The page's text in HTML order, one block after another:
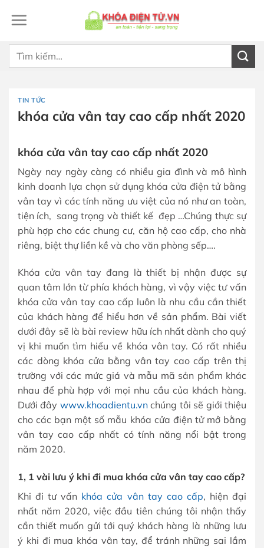
qua
dung
Tìm
TIN TỨC
khóa cửa vân tay cao cấp nhất 2020
khóa cửa vân tay cao cấp nhất 2020
Ngày nay ngày càng có nhiều gia đình và mô hình
kinh doanh lựa chọn sử dụng khóa cửa điện tử bằng
vân tay vì các tính năng ưu việt của nó như an toàn,
tiện ích, sang trọng và thiết kế đẹp …Chúng thực sự
phù hợp cho các chung cư, căn hộ cao cấp, cho nhà
riêng, biệt thự liền kề và cho văn phòng sếp….
Khóa cửa vân tay đang là thiết bị nhận được sự
quan tâm lớn từ phía khách hàng, vì vậy việc tư vấn
khóa cửa vân tay cao cấp luôn là nhu cầu cần thiết
của khách hàng để hiểu hơn về sản phẩm. Bài viết
dưới đây sẽ là bài review hữu ích nhất dành cho quý
vị khi muốn tìm hiểu về khóa vân tay. Có rất nhiều
các dòng khóa cửa bằng vân tay cao cấp trên thị
trường với các mức giá và mẫu mã sản phẩm khác
nhau để phù hợp với mọi nhu cầu của khách hàng.
Dưới đây www.khoadientu.vnchúng tôi sẽ giới thiệu
cho các bạn một số mẫu khóa cửa điện tử mở bằng
vân tay cao cấp nhất có tính năng nổi bật trong
năm 2020.
1, 1 vài lưu ý khi đi mua khóa cửa vân tay cao cấp?
Khi đi tư vấn khóa cửa vân tay cao cấp, hiện đại
nhất năm 2020, việc đầu tiên chúng tôi nhận thấy
cần thiết muốn gửi tới quý khách hàng là những lưu
ý khi đi mua khóa vân tay, để tránh những sai lầm